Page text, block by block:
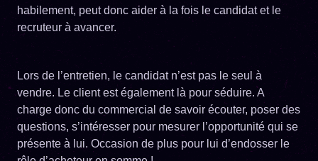
habilement, peut donc aider à la fois le candidat et le
recruteur à avancer.
Lors de l’entretien, le candidat n’est pas le seul à
vendre. Le client est également là pour séduire. A
charge donc du commercial de savoir écouter, poser des
questions, s’intéresser pour mesurer l’opportunité qui se
présente à lui. Occasion de plus pour lui d’endosser le